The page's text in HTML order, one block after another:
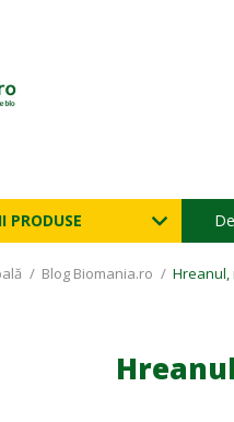
PRODUSE
/ Blog Biomania.ro / Hreanul,